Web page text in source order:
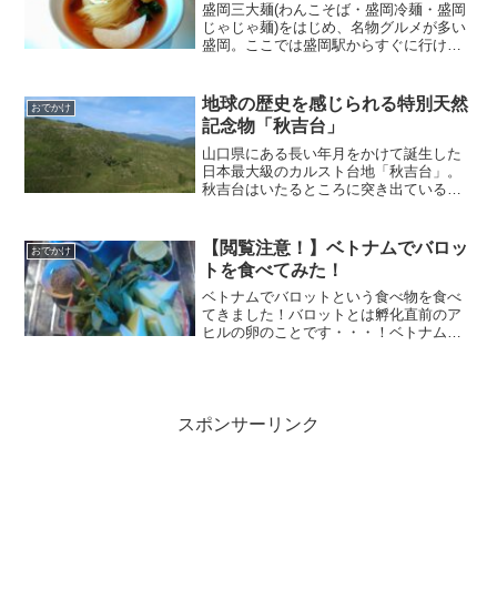
盛岡三大麺(わんこそば・盛岡冷麺・盛岡
じゃじゃ麺)をはじめ、名物グルメが多い
盛岡。ここでは盛岡駅からすぐに行ける
おでかけ
地球の歴史を感じられる特別天然
記念物「秋吉台」
山口県にある長い年月をかけて誕生した
日本最大級のカルスト台地「秋吉台」。
秋吉台はいたるところに突き出ている石
は海から山へ堆積しながら移動したもの
です。地球の歴史を感じることができま
す！
おでかけ
【閲覧注意！】ベトナムでバロッ
トを食べてみた！
ベトナムでバロットという食べ物を食べ
てきました！バロットとは孵化直前のア
ヒルの卵のことです・・・！ベトナムの
ストップしてくださいね。
スポンサーリンク